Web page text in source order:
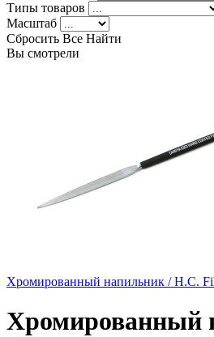
Типы товаров
Масштаб
Сбросить Все Найти
Вы смотрели
Хромированный напильник / H.C.
Хромированный